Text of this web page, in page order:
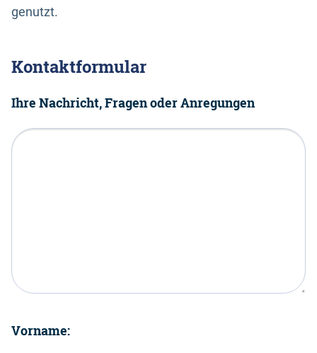
genutzt.
Kontaktformular
Ihre Nachricht, Fragen oder Anregungen
Vorname: